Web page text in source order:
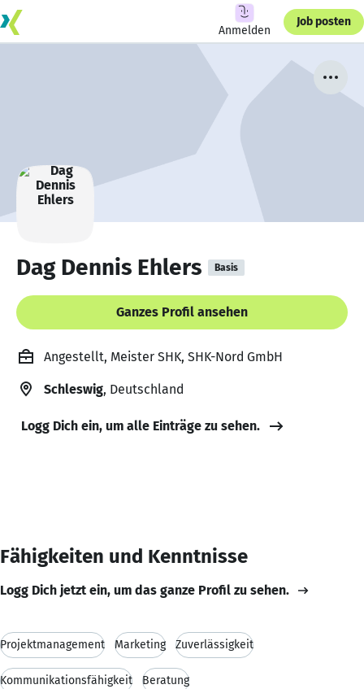
Anmelden
Job posten
Dag Dennis Ehlers Basis
Ganzes Profil ansehen
Angestellt, Meister SHK, SHK-Nord GmbH
Schleswig, Deutschland
Logg Dich ein, um alle Einträge zu sehen.
Fähigkeiten und Kenntnisse
Logg Dich jetzt ein, um das ganze Profil zu sehen.
Projektmanagement Marketing Zuverlässigkeit
Kommunikationsfähigkeit Beratung